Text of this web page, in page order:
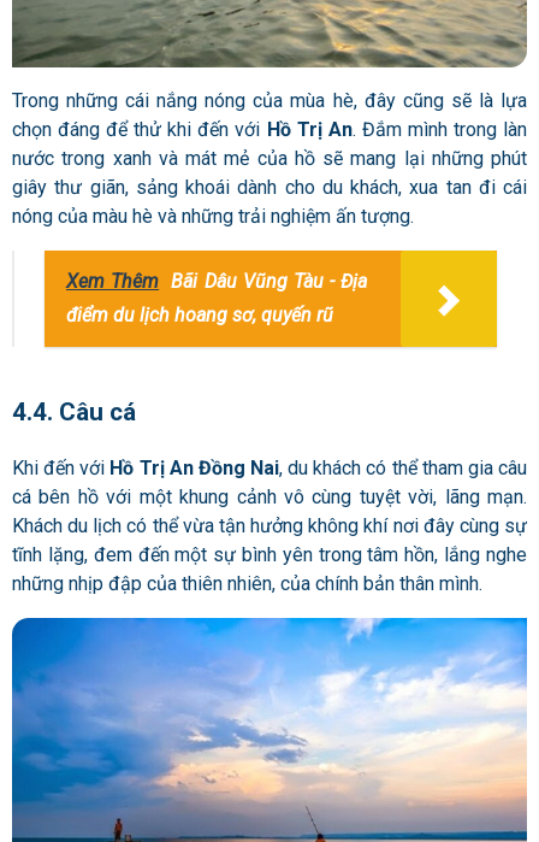
Trong những cái nắng nóng của mùa hè, đây cũng sẽ là lựa
chọn đáng để thử khi đến với Hồ Trị An. Đắm mình trong làn
nước trong xanh và mát mẻ của hồ sẽ mang lại những phút
giây thư giãn, sảng khoái dành cho du khách, xua tan đi cái
nóng của màu hè và những trải nghiệm ấn tượng.
Xem Thêm Bãi Dâu Vũng Tàu - Địa
điểm du lịch hoang sơ, quyến rũ
4.4. Câu cá
Khi đến với Hồ Trị An Đồng Nai, du khách có thể tham gia câu
cá bên hồ với một khung cảnh vô cùng tuyệt vời, lãng mạn.
Khách du lịch có thể vừa tận hưởng không khí nơi đây cùng sự
tĩnh lặng, đem đến một sự bình yên trong tâm hồn, lắng nghe
những nhịp đập của thiên nhiên, của chính bản thân mình.